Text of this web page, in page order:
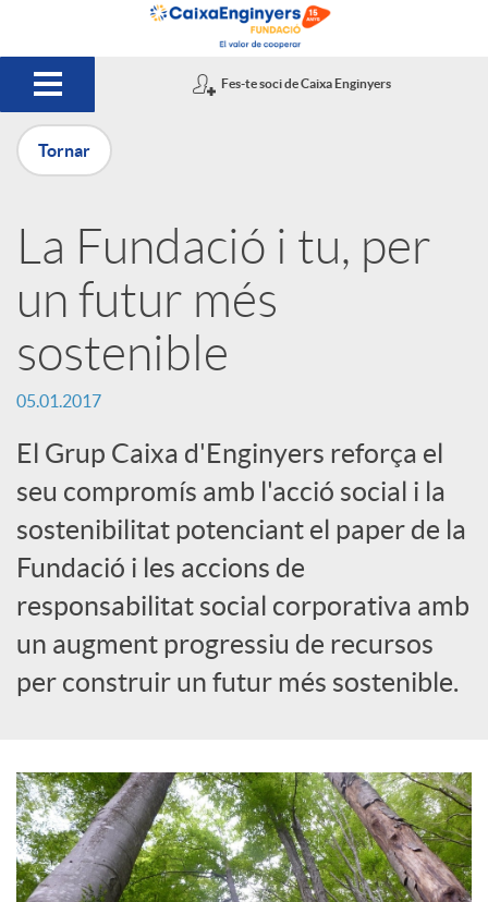
Fes-te soci de Caixa Enginyers
u
b
l
i
c
a
d
o
r
Tornar
La Fundació i tu, per
un futur més
sostenible
05.01.2017
El Grup Caixa d'Enginyers reforça el
seu compromís amb l'acció social i la
sostenibilitat potenciant el paper de la
Fundació i les accions de
responsabilitat social corporativa amb
un augment progressiu de recursos
per construir un futur més sostenible.